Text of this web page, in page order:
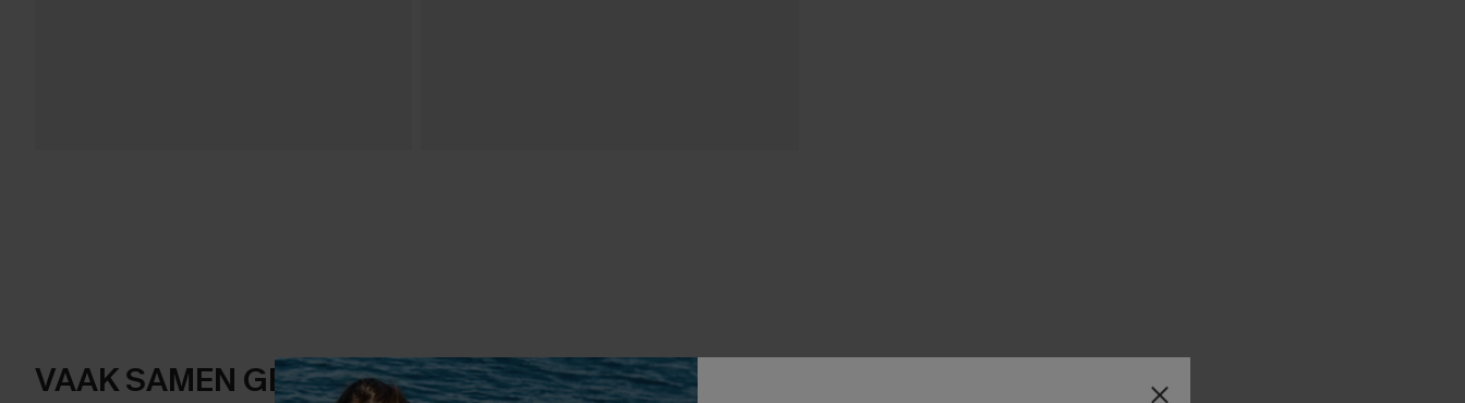
VAAK SAMEN GEKOCHT